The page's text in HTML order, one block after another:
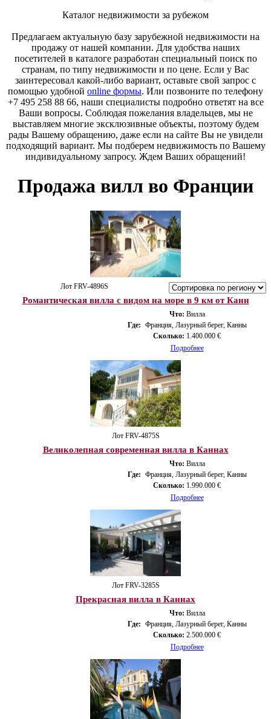
Каталог недвижимости за рубежом
Предлагаем актуальную базу зарубежной недвижимости на
продажу от нашей компании. Для удобства наших
посетителей в каталоге разработан специальный поиск по
странам, по типу недвижимости и по цене. Если у Вас
заинтересовал какой-либо вариант, оставьте свой запрос с
помощью удобной online формы. Или позвоните по телефону
+7 495 258 88 66, наши специалисты подробно ответят на все
Ваши вопросы. Соблюдая пожелания владельцев, мы не
выставляем многие эксклюзивные объекты, поэтому будем
рады Вашему обращению, даже если на сайте Вы не увидели
подходящий вариант. Мы подберем недвижимость по Вашему
индивидуальному запросу. Ждем Ваших обращений!
Продажа вилл во Франции
Лот FRV-4896S
Романтическая вилла с видом на море в 9 км от Канн
Что: Вилла
Где: Франция, Лазурный берег, Канны
Сколько: 1.400.000 €
Подробнее
Лот FRV-4875S
Великолепная современная вилла в Каннах
Что: Вилла
Где: Франция, Лазурный берег, Канны
Сколько: 1.990.000 €
Подробнее
Лот FRV-3285S
Прекрасная вилла в Каннах
Что: Вилла
Где: Франция, Лазурный берег, Канны
Сколько: 2.500.000 €
Подробнее